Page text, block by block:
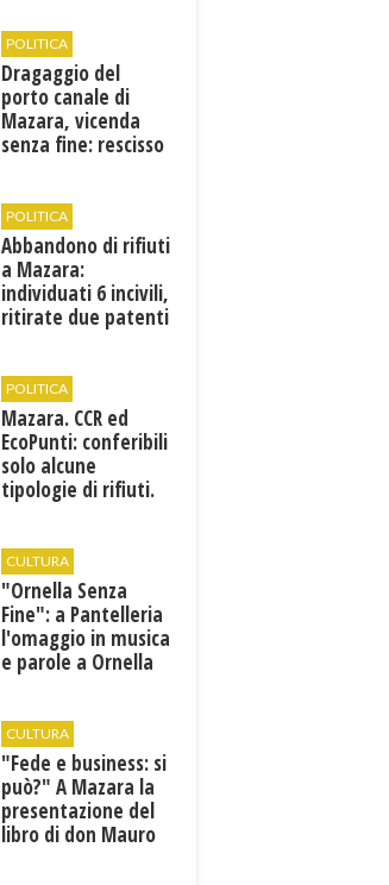
POLITICA
Dragaggio del
porto canale di
Mazara, vicenda
senza fine: rescisso
POLITICA
Abbandono di rifiuti
a Mazara:
individuati 6 incivili,
ritirate due patenti
POLITICA
Mazara. CCR ed
EcoPunti: conferibili
solo alcune
tipologie di rifiuti.
CULTURA
​"Ornella Senza
Fine": a Pantelleria
l'omaggio in musica
e parole a Ornella
CULTURA
"Fede e business: si
può?" A Mazara la
presentazione del
libro di don Mauro